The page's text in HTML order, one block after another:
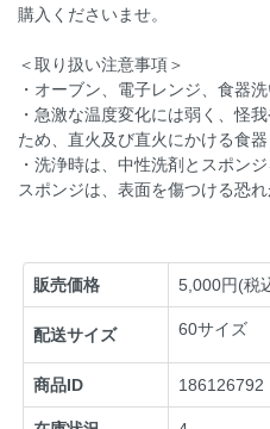
購入くださいませ。
＜取り扱い注意事項＞
・オーブン、電子レンジ、食器
・急激な温度変化には弱く、怪
ため、直火及び直火にかける食
・洗浄時は、中性洗剤とスポン
スポンジは、表面を傷つける恐れ
販売価格 5,000円(税
配送サイズ 60サイズ
商品ID 186126792